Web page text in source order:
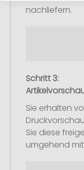
nachliefern.
Schritt 3:
Sie erhalten
Sie diese
umgehend